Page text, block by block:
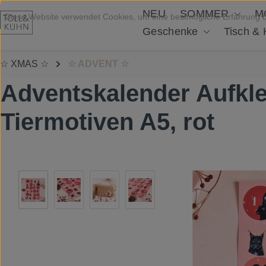
Zum Hauptinhalt springen NEU SOMMER
Geschenke
Tisch &
☆ XMAS ☆ ☆ ADVENT ☆
Adventskalender
Tiermotiven A5, rot
Bildergalerie überspringen
Diese Website verwendet Cookies, um eine bestmögliche Erfahrung